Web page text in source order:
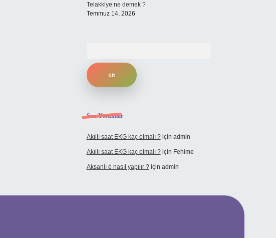
Telakkiye ne demek ?
Temmuz 14, 2026
Son Yorumlar
Akıllı saat EKG kaç olmalı ?için admin
Akıllı saat EKG kaç olmalı ?için Fehime
Aksanlı é nasıl yapılır ?için admin